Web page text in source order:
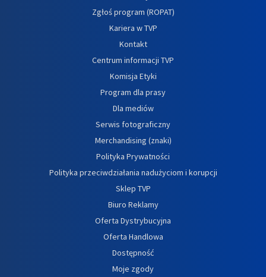
Zgłoś program (ROPAT)
Kariera w TVP
Kontakt
Centrum informacji TVP
Komisja Etyki
Program dla prasy
Dla mediów
Serwis fotograficzny
Merchandising (znaki)
Polityka Prywatności
Polityka przeciwdziałania nadużyciom i korupcji
Sklep TVP
Biuro Reklamy
Oferta Dystrybucyjna
Oferta Handlowa
Dostępność
Moje zgody